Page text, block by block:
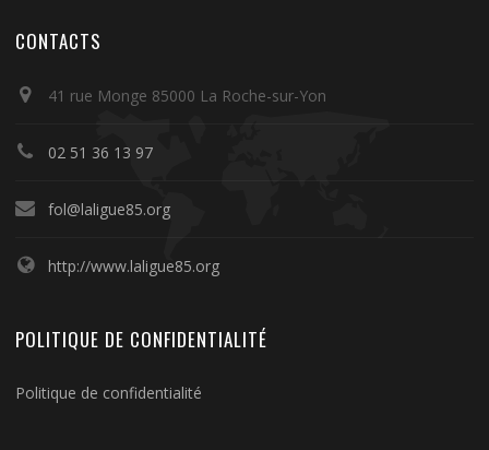
CONTACTS
41 rue Monge 85000 La Roche-sur-Yon
02 51 36 13 97
fol@laligue85.org
http://www.laligue85.org
POLITIQUE DE CONFIDENTIALITÉ
Politique de confidentialité